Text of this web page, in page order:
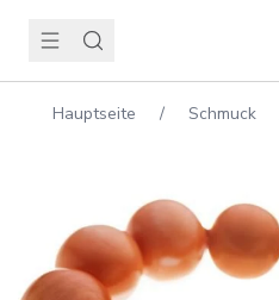
Hauptseite / Schmuck